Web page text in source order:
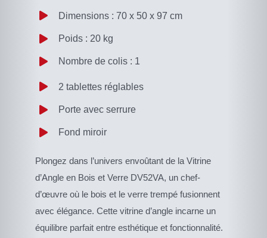
Dimensions : 70 x 50 x 97 cm
Poids : 20 kg
Nombre de colis : 1
2 tablettes réglables
Porte avec serrure
Fond miroir
Plongez dans l’univers envoûtant de la Vitrine
d’Angle en Bois et Verre DV52VA, un chef-
d’œuvre où le bois et le verre trempé fusionnent
avec élégance. Cette vitrine d’angle incarne un
équilibre parfait entre esthétique et fonctionnalité.